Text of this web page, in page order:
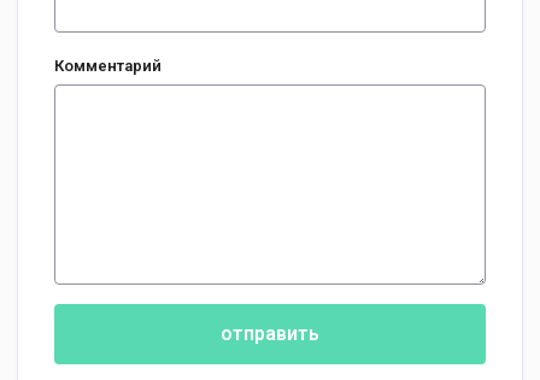
Комментарий
отправить